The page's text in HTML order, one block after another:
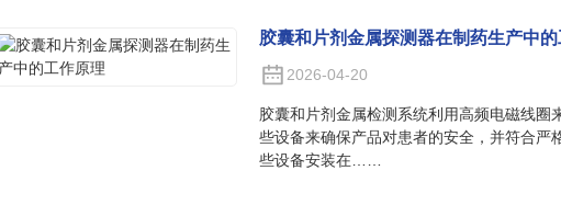
胶囊和片剂金属探测器在制药生产中
2026-04-20
胶囊和片剂金属检测系统利用高频电磁线
些设备来确保产品对患者的安全，并符合严
些设备安装在……